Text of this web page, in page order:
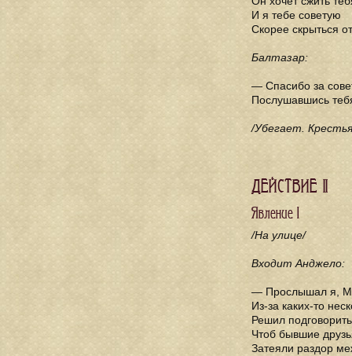
И я тебе советую
Скорее скрыться
Балтазар:
— Спасибо за
Послушавшись
/Убегает.
ДЕЙСТВИЕ II
Явление I
/На улице/
Входит Анджело:
— Прослышал я,
Из-за каких-то
Решил
Чтоб бывшие
Затеяли раздор